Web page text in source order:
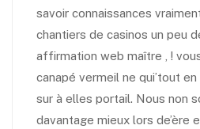
savoir connaissances
chantiers de casinos un peu
affirmation web maître , !
canapé vermeil ne qui’tout
sur à elles portail. Nous non
davantage mieux lors de’ère